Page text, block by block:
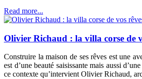
Read more...
Olivier Richaud : la villa corse de
Construire la maison de ses rêves est une
est d’une beauté saisissante mais aussi
ce contexte qu’intervient Olivier Richaud,